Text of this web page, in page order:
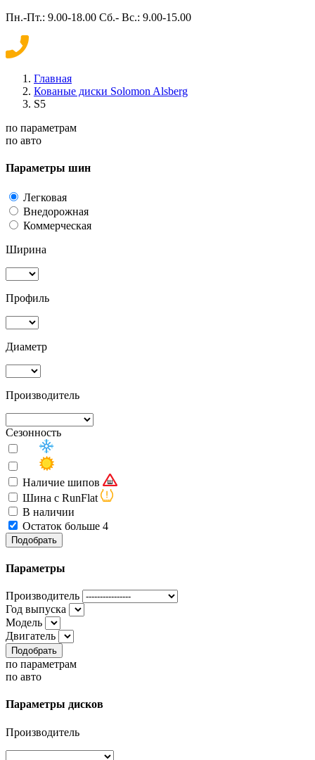
Пн.-Пт.: 9.00-18.00 Сб.- Вс.: 9.00-15.00
Главная
Кованые диски Solomon Alsberg
S5
по параметрам
по авто
Параметры шин
Легковая
Внедорожная
Коммерческая
Ширина
Профиль
Диаметр
Производитель
Сезонность
Наличие шипов
Шина с RunFlat
В наличии
Остаток больше 4
Подобрать
Параметры
Производитель
Год выпуска
Модель
Двигатель
Подобрать
по параметрам
по авто
Параметры дисков
Производитель